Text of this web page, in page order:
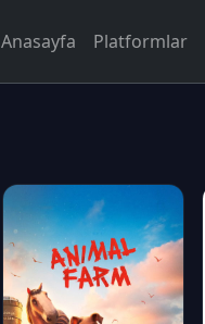
Anasayfa Platformlar